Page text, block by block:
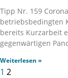
Tipp Nr. 159
betriebsbedingten
bereits Kurzarbeit
gegenwärtigen
Weiterlesen »
1 2